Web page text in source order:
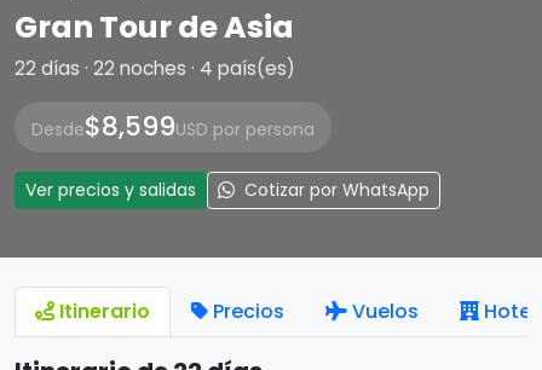
Gran Tour de Asia
22 días · 22 noches · 4 país(es)
Desde$8,599USD por persona
Ver precios y salidas Cotizar por WhatsApp
Itinerario Precios Vuelos